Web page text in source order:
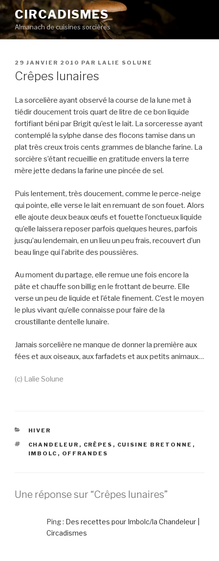
Aller
au
contenu
principal
CIRCADISMES
Almanach de cuisines sorcières
PUBLIÉ
LE
29 JANVIER 2010 PAR LALIE SOLUNE
Crêpes lunaires
La sorcelière ayant observé la course de la lune met à
tiédir doucement trois quart de litre de ce bon liquide
fortifiant béni par Brigit qu’est le lait. La sorceresse ayant
contemplé la sylphe danse des flocons tamise dans un
plat très creux trois cents grammes de blanche farine. La
sorcière s’étant recueillie en gratitude envers la terre
mère jette dedans la farine une pincée de sel.
Puis lentement, très doucement, comme le perce-neige
qui pointe, elle verse le lait en remuant de son fouet. Alors
elle ajoute deux beaux œufs et fouette l’onctueux liquide
qu’elle laissera reposer parfois quelques heures, parfois
jusqu’au lendemain, en un lieu un peu frais, recouvert d’un
beau linge qui l’abrite des poussières.
Au moment du partage, elle remue une fois encore la
pâte et chauffe son billig en le frottant de beurre. Elle
verse un peu de liquide et l’étale finement. C’est le moyen
le plus vivant qu’elle connaisse pour faire de la
croustillante dentelle lunaire.
Jamais sorcelière ne manque de donner la première aux
fées et aux oiseaux, aux farfadets et aux petits animaux…
(c) Lalie Solune
CATÉGORIES
HIVER
ÉTIQUETTES
CHANDELEUR , CRÊPES , CUISINE BRETONNE ,
IMBOLC , OFFRANDES
Une réponse sur “Crêpes lunaires”
Ping : Des recettes pour Imbolc/la Chandeleur |
Circadismes